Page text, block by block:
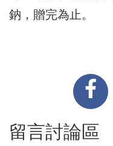
鈉，贈完為止。
留言討論區